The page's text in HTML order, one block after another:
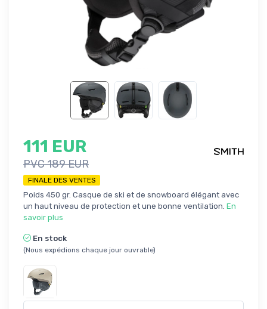
111 EUR
PVC 189 EUR
FINALE DES VENTES
Poids 450 gr. Casque de ski et de snowboard élégant avec
un haut niveau de protection et une bonne ventilation. En
savoir plus
En stock
(Nous expédions chaque jour ouvrable)